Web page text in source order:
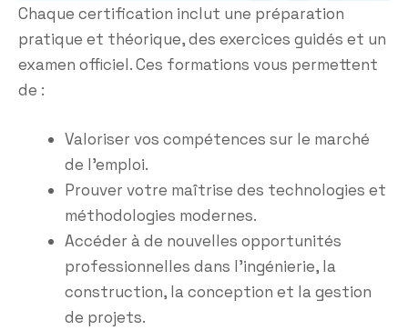
Chaque certification inclut une préparation
pratique et théorique, des exercices guidés et un
examen officiel. Ces formations vous permettent
de :
Valoriser vos compétences sur le marché
de l’emploi.
Prouver votre maîtrise des technologies et
méthodologies modernes.
Accéder à de nouvelles opportunités
professionnelles dans l’ingénierie, la
construction, la conception et la gestion
de projets.